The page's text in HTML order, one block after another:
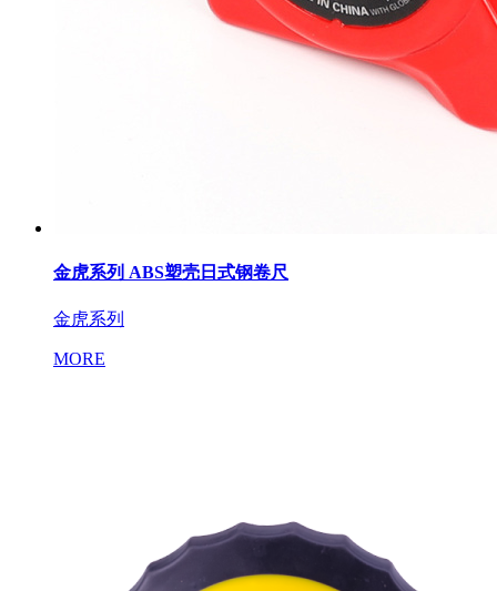
金虎系列 ABS塑壳日式钢卷尺
金虎系列
MORE